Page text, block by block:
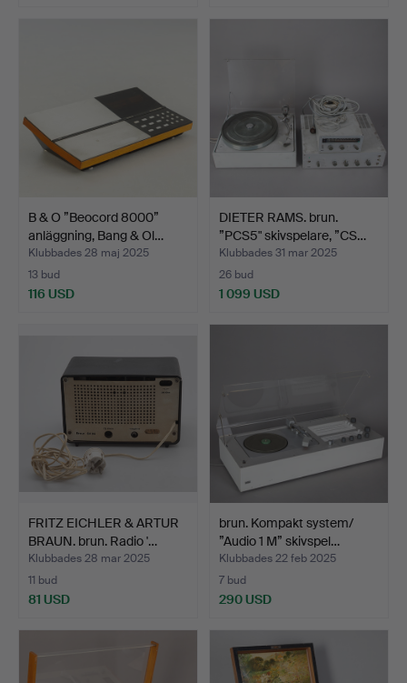
B & O ”Beocord 8000”
anläggning, Bang & Ol…
Klubbades 28 maj 2025
13 bud
116 USD
DIETER RAMS. brun.
”PCS5" skivspelare, ”CS…
Klubbades 31 mar 2025
26 bud
1 099 USD
FRITZ EICHLER & ARTUR
BRAUN. brun. Radio '…
Klubbades 28 mar 2025
11 bud
81 USD
brun. Kompakt system/
”Audio 1 M” skivspel…
Klubbades 22 feb 2025
7 bud
290 USD